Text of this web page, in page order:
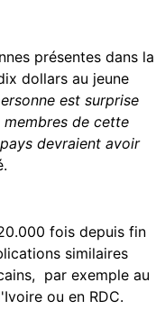
présentes dans la
dollars au jeune
est surprise
de cette
devraient avoir
déclaré.
fois depuis fin
similaires
par exemple au
ou en RDC.